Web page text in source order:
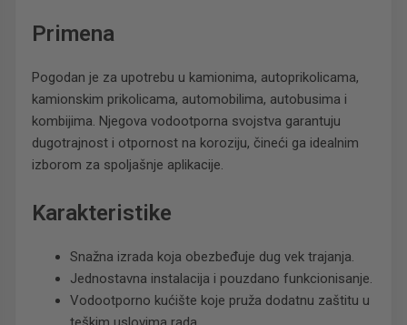
Primena
Pogodan je za upotrebu u kamionima, autoprikolicama,
kamionskim prikolicama, automobilima, autobusima i
kombijima. Njegova vodootporna svojstva garantuju
dugotrajnost i otpornost na koroziju, čineći ga idealnim
izborom za spoljašnje aplikacije.
Karakteristike
Snažna izrada koja obezbeđuje dug vek trajanja.
Jednostavna instalacija i pouzdano funkcionisanje.
Vodootporno kućište koje pruža dodatnu zaštitu u